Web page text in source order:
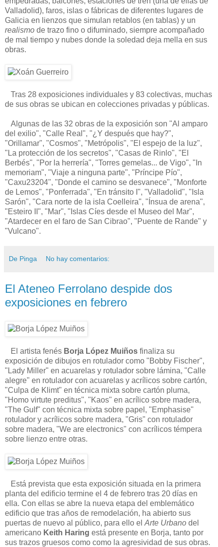
Valladolid), faros, islas o fábricas de diferentes lugares de
Galicia en lienzos que simulan retablos (en tablas) y un
realismo de trazo fino o difuminado, siempre acompañado
de mal tiempo y nubes donde la soledad deja mella en sus
obras.
Tras 28 exposiciones individuales y 83 colectivas, muchas
de sus obras se ubican en colecciones privadas y públicas.
Algunas de las 32 obras de la exposición son "Al amparo
del exilio", "Calle Real", "¿Y después que hay?",
"Orillamar", "Cosmos", "Metrópolis", "El espejo de la luz",
"La protección de los secretos", "Casas de Rinlo", "El
Berbés", "Por la herrería", "Torres gemelas... de Vigo", "In
memoriam", "Viaje a ninguna parte", "Príncipe Pío",
"Caxu23204", "Donde el camino se desvanece", "Monforte
de Lemos", "Ponferrada", "En tránsito I", "Valladolid", "Isla
Sarón", "Cara norte de la isla Coelleira", "Ínsua de arena",
"Esteiro II", "Mar", "Islas Cíes desde el Museo del Mar",
"Atardecer en el faro de San Cibrao", "Puente de Rande" y
"Vulcano".
De Pinga No hay comentarios:
El Ateneo Ferrolano despide dos
exposiciones en febrero
El artista fenés Borja López Muiños finaliza su
exposición de dibujos en rotulador como "Bobby Fischer",
"Lady Miller" en acuarelas y rotulador sobre lámina, "Calle
alegre" en rotulador con acuarelas y acrílicos sobre cartón,
"Culpa de Klimt" en técnica mixta sobre cartón pluma,
"Homo virtute preditus", "Kaos" en acrílico sobre madera,
"The Gulf" con técnica mixta sobre papel, "Emphasise"
rotulador y acrílicos sobre madera, "Gris" con rotulador
sobre madera, "We are electronics" con acrílicos témpera
sobre lienzo entre otras.
Está prevista que esta exposición situada en la primera
planta del edificio termine el 4 de febrero tras 20 días en
ella. Con ellas se abre la nueva etapa del emblemático
edificio que tras años de remodelación, ha abierto sus
puertas de nuevo al público, para ello el Arte Urbano del
americano Keith Haring está presente en Borja, tanto por
sus trazos gruesos como como la agresividad de sus obras.